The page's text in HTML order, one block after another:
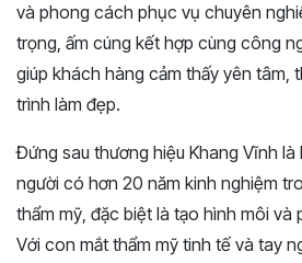
và phong cách phục vụ chuyên
trọng, ấm cúng kết hợp cùng công
giúp khách hàng cảm thấy yên tâm,
trình làm đẹp.
Đứng sau thương hiệu Khang Vĩnh là
người có hơn 20 năm kinh nghiệm
thẩm mỹ, đặc biệt là tạo hình môi và
Với con mắt thẩm mỹ tinh tế và tay